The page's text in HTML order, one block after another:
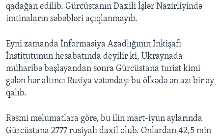
qadağan edilib. Gürcüstanın Daxili İşlər Nazirliyində
imtinaların səbəbləri açıqlanmayıb.
Eyni zamanda İnformasiya Azadlığının İnkişafı
İnstitutunun hesabatında deyilir ki, Ukraynada
müharibə başlayandan sonra Gürcüstana turist kimi
gələn hər altıncı Rusiya vətəndaşı bu ölkədə ən azı bir ay
qalıb.
Rəsmi məlumatlara görə, bu ilin mart-iyun aylarında
Gürcüstana 2777 rusiyalı daxil olub. Onlardan 42,5 min